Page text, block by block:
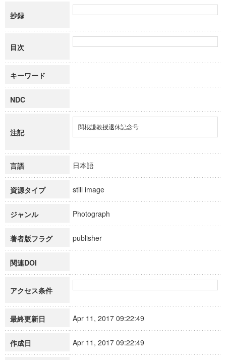
抄録
目次
キーワード
NDC
注記
関根謙教授退休記念号
言語 日本語
資源タイプ still image
ジャンル Photograph
著者版フラグ publisher
関連DOI
アクセス条件
最終更新日 Apr 11, 2017 09:22:49
作成日 Apr 11, 2017 09:22:49